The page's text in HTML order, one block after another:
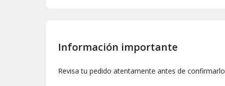
Información importante
Revisa tu pedido atentamente antes de confirmarlo